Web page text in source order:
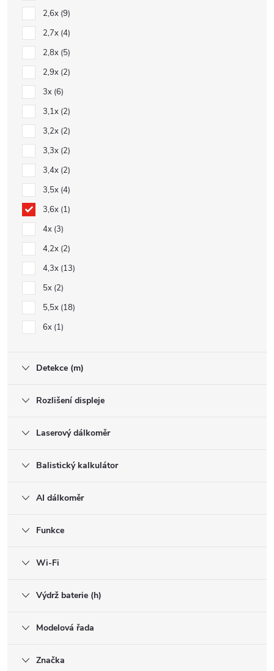
2,6x 9
2,7x 4
2,8x 5
2,9x 2
3x 6
3,1x 2
3,2x 2
3,3x 2
3,4x 2
3,5x 4
3,6x 1
4x 3
4,2x 2
4,3x 13
5x 2
5,5x 18
6x 1
Detekce (m)
Rozlišení displeje
Laserový dálkoměr
Balistický kalkulátor
AI dálkoměr
Funkce
Wi-Fi
Výdrž baterie (h)
Modelová řada
Značka